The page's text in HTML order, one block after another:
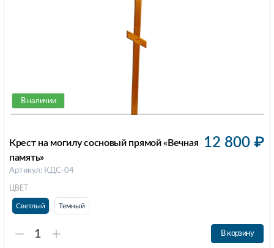
В наличии
Крест на могилу сосновый прямой «Вечная
память»
Артикул: КДС-04
12 800 ₽
ЦВЕТ
Светлый Темный
В корзину